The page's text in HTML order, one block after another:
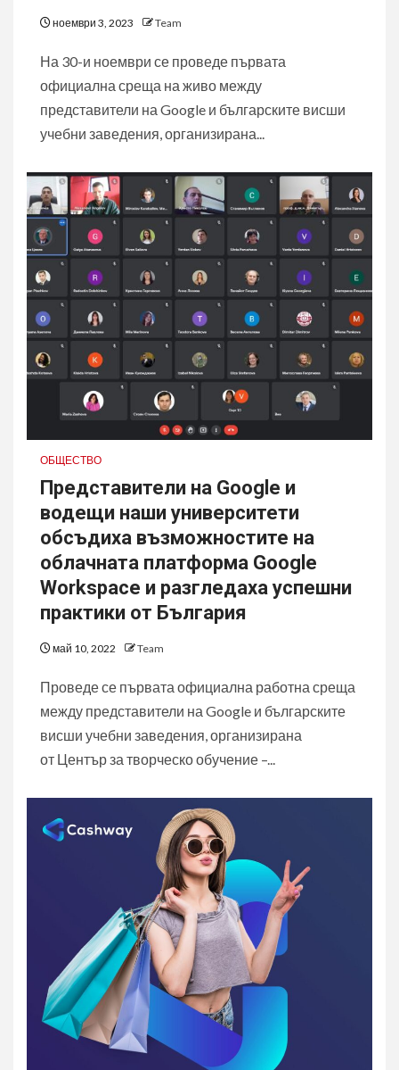
ноември 3, 2023 Team
На 30-и ноември се проведе първата
официална среща на живо между
представители на Google и българските висши
учебни заведения, организирана...
ОБЩЕСТВО
Представители на Google и
водещи наши университети
обсъдиха възможностите на
облачната платформа Google
Workspace и разгледаха успешни
практики от България
май 10, 2022 Team
Проведе се първата официална работна среща
между представители на Google и българските
висши учебни заведения, организирана
от Център за творческо обучение –...